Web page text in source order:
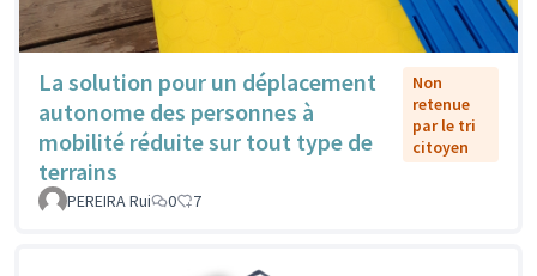
La solution pour un déplacement
autonome des personnes à
mobilité réduite sur tout type de
terrains
Non
retenue
par le tri
citoyen
PEREIRA Rui 0 7